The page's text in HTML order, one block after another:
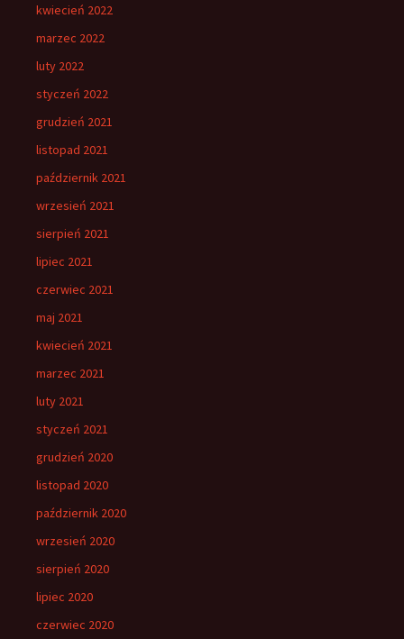
kwiecień 2022
marzec 2022
luty 2022
styczeń 2022
grudzień 2021
listopad 2021
październik 2021
wrzesień 2021
sierpień 2021
lipiec 2021
czerwiec 2021
maj 2021
kwiecień 2021
marzec 2021
luty 2021
styczeń 2021
grudzień 2020
listopad 2020
październik 2020
wrzesień 2020
sierpień 2020
lipiec 2020
czerwiec 2020